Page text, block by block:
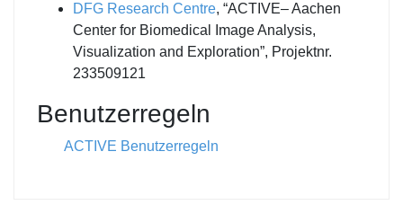
DFG Research Centre, “ACTIVE– Aachen
Center for Biomedical Image Analysis,
Visualization and Exploration”, Projektnr.
233509121
Benutzerregeln
ACTIVE Benutzerregeln